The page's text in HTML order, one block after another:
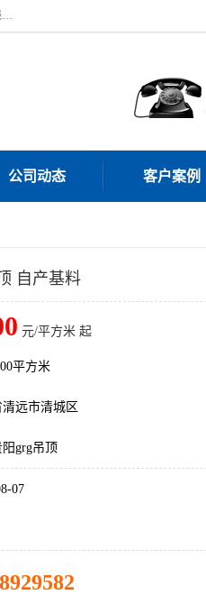
广东饰纪上品建材科技有限公司，主营广东grg厂家,广东grc厂家，grg材料，grc材料，grg厂家，grc厂家，grg吊顶，grg造型，grg构件，grc构件，grc线条，grc构件厂家,，grg材料生产厂家，grg材料定制，uhpc，uhpc厂家，uhpc外墙挂板，uhpc镂空幕墙板，厂房位于广东清远，如果您对我公司的产品服务感兴趣，请联系我们。
公司动态 客户案例
自产基料
元/平方米 起
平方米
清远市清城区
grg吊顶
07